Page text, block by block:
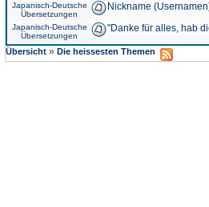
Japanisch-Deutsche
Übersetzungen
Nickname
Japanisch-Deutsche
Übersetzungen
"Danke für alles, hab
Übersicht » Die heissesten Themen